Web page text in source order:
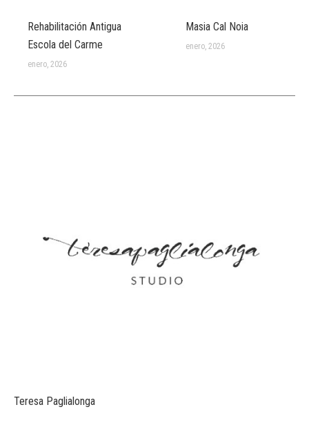
Rehabilitación Antigua
Escola del Carme
enero, 2026
Masia Cal Noia
enero, 2026
Teresa Paglialonga